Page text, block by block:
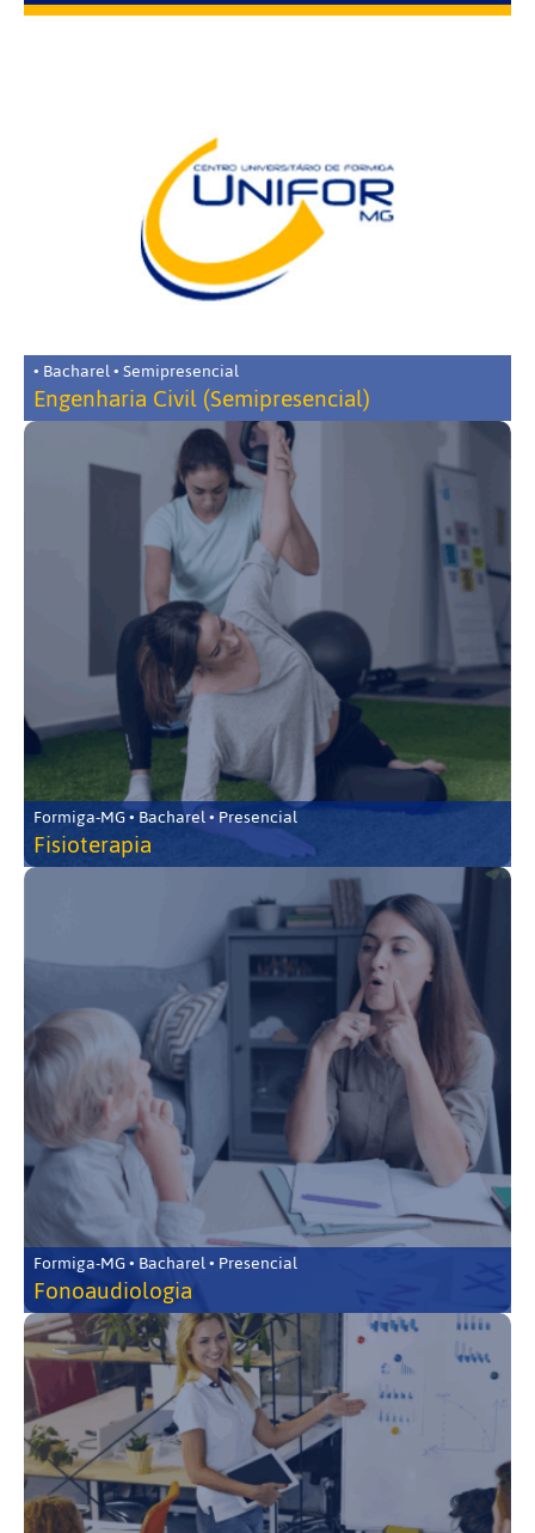
• Bacharel • Semipresencial
Engenharia Civil (Semipresencial)
Formiga-MG • Bacharel • Presencial
Fisioterapia
Formiga-MG • Bacharel • Presencial
Fonoaudiologia